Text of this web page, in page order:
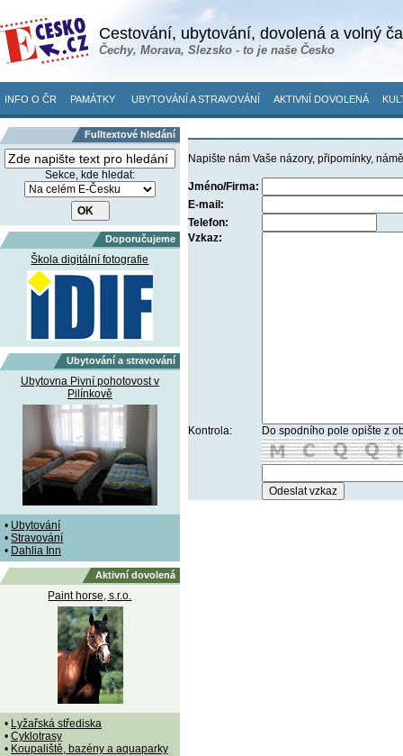
Cestování, ubytování, dovolená a volný
Čechy, Morava, Slezsko - to je naše Česko
INFO O ČR PAMÁTKY UBYTOVÁNÍ A STRAVOVÁNÍ AKTIVNÍ DOVOLENÁ
Fulltextové hledání
Sekce, kde hledat:
Doporučujeme
Škola digitální fotografie
Ubytování a stravování
Ubytovna Pivní pohotovost v
Pilínkově
• Ubytování
• Stravování
• Dahlia Inn
Aktivní dovolená
Paint horse, s.r.o.
• Lyžařská střediska
• Cyklotrasy
• Koupaliště, bazény a aquaparky
Napište nám Vaše názory, připomínky,
Jméno/Firma:
E-mail:
Telefon:
Vzkaz:
Kontrola: Do spodního pole opište z